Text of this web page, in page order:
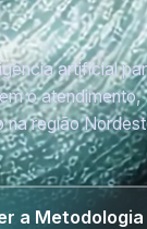
artificial
o atendimento,
região
a Metodologia